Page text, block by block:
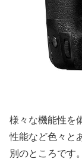
様々な機能性を
性能など色々と
別のところです。